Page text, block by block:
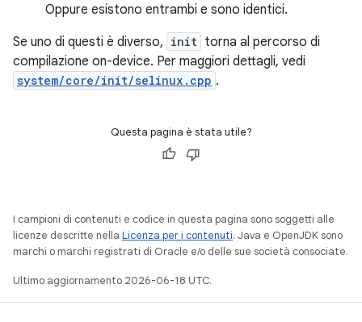
Oppure esistono entrambi e sono identici.
Se uno di questi è diverso, init torna al percorso di
compilazione on-device. Per maggiori dettagli, vedi
system/core/init/selinux.cpp .
Questa pagina è stata utile?
I campioni di contenuti e codice in questa pagina sono soggetti alle
licenze descritte nella Licenza per i contenuti. Java e OpenJDK sono
marchi o marchi registrati di Oracle e/o delle sue società consociate.
Ultimo aggiornamento 2026-06-18 UTC.